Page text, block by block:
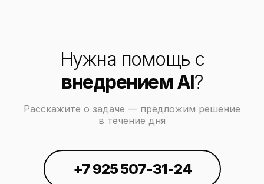
Нужна помощь с
внедрением AI?
Расскажите о задаче — предложим решение
в течение дня
+7 925 507-31-24